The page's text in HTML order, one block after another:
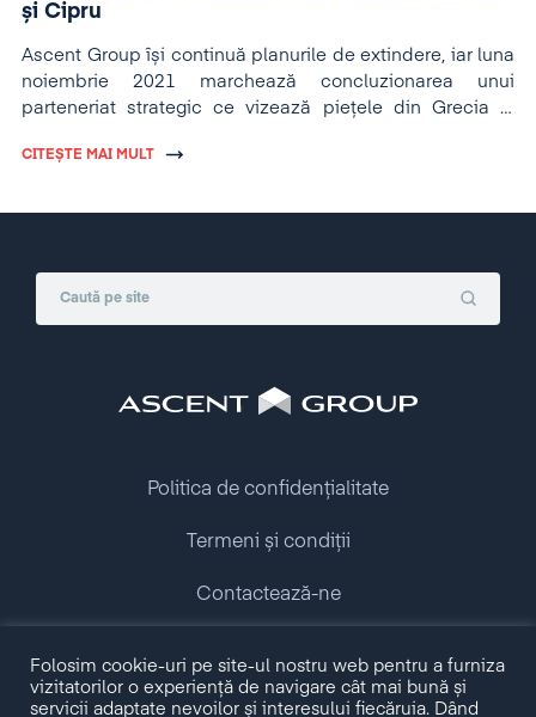
și Cipru
Ascent Group își continuă planurile de extindere, iar luna
noiembrie 2021 marchează concluzionarea unui
parteneriat strategic ce vizează piețele din Grecia și
CITEȘTE MAI MULT
Copyright © 2009 - 2026 Ascent Group.
All rights reserved.
Politica de confidențialitate
Termeni și condiții
Contactează-ne
Folosim cookie-uri pe site-ul nostru web pentru a furniza
vizitatorilor o experiență de navigare cât mai bună și
servicii adaptate nevoilor și interesului fiecăruia. Dând